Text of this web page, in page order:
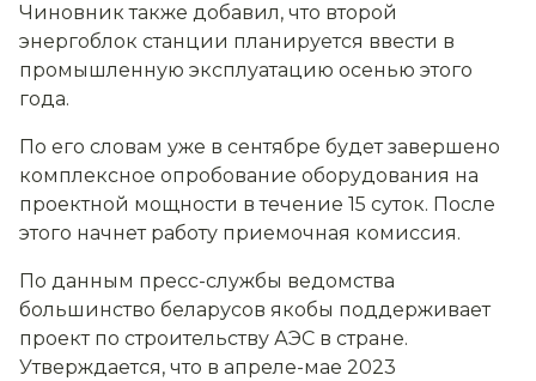
Чиновник также добавил, что второй
энергоблок станции планируется ввести в
промышленную эксплуатацию осенью этого
года.
По его словам уже в сентябре будет завершено
комплексное опробование оборудования на
проектной мощности в течение 15 суток. После
этого начнет работу приемочная комиссия.
По данным пресс-службы ведомства
большинство беларусов якобы поддерживает
проект по строительству АЭС в стране.
Утверждается, что в апреле-мае 2023